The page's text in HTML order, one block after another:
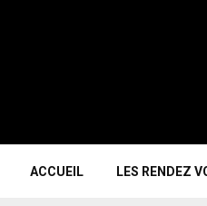
ACCUEIL LES RENDEZ